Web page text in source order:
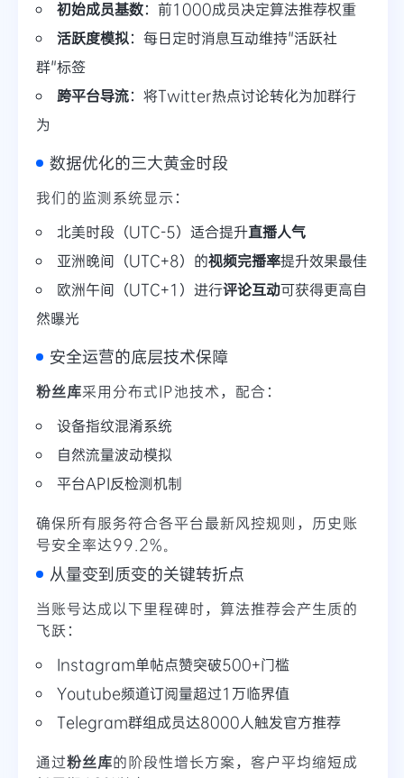
初始成员基数：前1000成员决定算法推荐权重
活跃度模拟：每日定时消息互动维持"活跃社
群"标签
跨平台导流：将Twitter热点讨论转化为加群行
为
数据优化的三大黄金时段
我们的监测系统显示：
北美时段（UTC-5）适合提升直播人气
亚洲晚间（UTC+8）的视频完播率提升效果最佳
欧洲午间（UTC+1）进行评论互动可获得更高自
然曝光
安全运营的底层技术保障
粉丝库采用分布式IP池技术，配合：
设备指纹混淆系统
自然流量波动模拟
平台API反检测机制
确保所有服务符合各平台最新风控规则，历史账
号安全率达99.2%。
从量变到质变的关键转折点
当账号达成以下里程碑时，算法推荐会产生质的
飞跃：
Instagram单帖点赞突破500+门槛
Youtube频道订阅量超过1万临界值
Telegram群组成员达8000人触发官方推荐
通过粉丝库的阶段性增长方案，客户平均缩短成